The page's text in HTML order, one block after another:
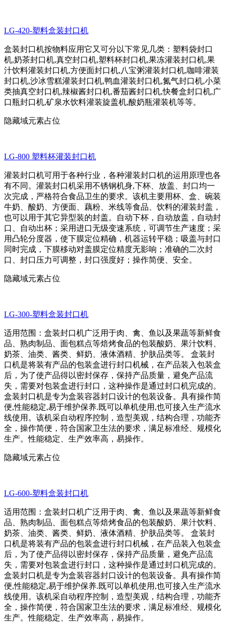
LG-420-塑料盒装封口机
盒装封口机按物料应用它又可分以下常见几类：塑料袋封口
机,奶茶封口机,真空封口机,塑料杯封口机,果冻灌装封口机,果
汁饮料灌装封口机,方便面封口机,八宝粥灌装封口机,咖啡灌装
封口机,沙冰雪糕灌装封口机,鸭血灌装封口机,氮气封口机,小菜
类抽真空封口机,辣椒酱封口机,番茄酱封口机,快餐盒封口机,广
口瓶封口机,矿泉水饮料灌装旋盖机,酸奶瓶灌装机等等。
隐藏域元素占位
LG-800 塑料杯灌装封口机
灌装封口机可用于各种行业，各种灌装封口机的运用原理也各
有不同。灌装封口机采用不锈钢机身,下杯、放盖、封口均一
次完成，严格符合食品卫生的要求。该机主要用杯、盒、碗装
牛奶、酸奶、方便面、藕粉、米线等食品、饮料的灌装封盖，
也可以用于其它异型装的封盖。自动下杯，自动放盖，自动封
口、自动出杯；采用进口无级变速系统，可调节生产速度；采
用凸轮分度器，使下膜定位精确，机器运转平稳；吸盖与封口
同时完成，下膜移动对盖膜定位精度无影响；准确的二次封
口、封口压力可调整，封口强度好；操作简便、安全。
隐藏域元素占位
LG-300-塑料盒装封口机
适用范围：盒装封口机广泛用于肉、禽、鱼以及果蔬等新鲜食
品、熟肉制品、面包糕点等焙烤食品的包装酸奶、果汁饮料、
奶茶、油类、酱类、鲜奶、液体酒精、护肤品类等。 盒装封
口机是将装有产品的包装盒进行封口机械，在产品装入包装盒
后，为了使产品得以密封保存，保持产品质量，避免产品流
失，需要对包装盒进行封口，这种操作是通过封口机完成的。
盒装封口机是专为盒装容器封口设计的包装设备。具有操作简
便,性能稳定,易于维护保养.既可以单机使用,也可接入生产流水
线使用。该机采自动程序控制，造型美观，结构合理，功能齐
全，操作简便，符合国家卫生法的要求，满足标准经、规模化
生产。性能稳定、生产效率高，易操作。
隐藏域元素占位
LG-600-塑料盒装封口机
适用范围：盒装封口机广泛用于肉、禽、鱼以及果蔬等新鲜食
品、熟肉制品、面包糕点等焙烤食品的包装酸奶、果汁饮料、
奶茶、油类、酱类、鲜奶、液体酒精、护肤品类等。 盒装封
口机是将装有产品的包装盒进行封口机械，在产品装入包装盒
后，为了使产品得以密封保存，保持产品质量，避免产品流
失，需要对包装盒进行封口，这种操作是通过封口机完成的。
盒装封口机是专为盒装容器封口设计的包装设备。具有操作简
便,性能稳定,易于维护保养.既可以单机使用,也可接入生产流水
线使用。该机采自动程序控制，造型美观，结构合理，功能齐
全，操作简便，符合国家卫生法的要求，满足标准经、规模化
生产。性能稳定、生产效率高，易操作。